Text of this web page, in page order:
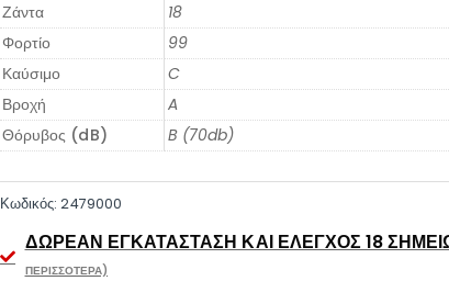
Ζάντα
18
Φορτίο
99
Καύσιμο
C
Βροχή
A
Θόρυβος (dB)
B (70db)
Κωδικός:2479000
ΔΩΡΕΆΝ ΕΓΚΑΤΆΣΤΑΣΗ ΚΑΙ ΈΛΕΓΧΟΣ 18
ΠΕΡΙΣΣΌΤΕΡΑ)